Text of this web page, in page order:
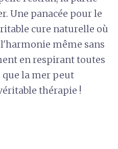
Une panacée pour le
cure naturelle où
même sans
en respirant toutes
la mer peut
thérapie !